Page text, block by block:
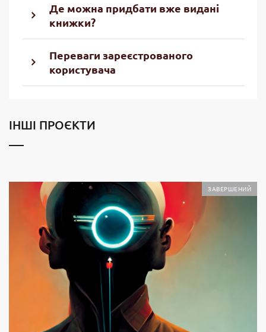
Де можна придбати вже видані
книжки?
Переваги зареєстрованого
користувача
ІНШІ ПРОЄКТИ
ЗАВЕРШЕНИЙ